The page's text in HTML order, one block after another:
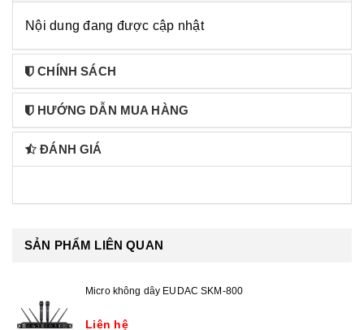
Nội dung đang được cập nhật
CHÍNH SÁCH
HƯỚNG DẪN MUA HÀNG
ĐÁNH GIÁ
SẢN PHẨM LIÊN QUAN
Micro không dây EUDAC SKM-800
Liên hệ